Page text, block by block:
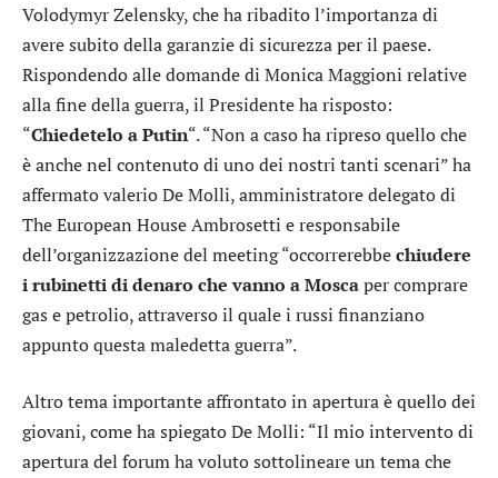
Volodymyr Zelensky, che ha ribadito l’importanza di
avere subito della garanzie di sicurezza per il paese.
Rispondendo alle domande di Monica Maggioni relative
alla fine della guerra, il Presidente ha risposto:
“Chiedetelo a Putin“. “Non a caso ha ripreso quello che
è anche nel contenuto di uno dei nostri tanti scenari” ha
affermato valerio De Molli, amministratore delegato di
The European House Ambrosetti e responsabile
dell’organizzazione del meeting “occorrerebbechiudere
i rubinetti di denaro che vanno a Moscaper comprare
gas e petrolio, attraverso il quale i russi finanziano
appunto questa maledetta guerra”.
Altro tema importante affrontato in apertura è quello dei
giovani, come ha spiegato De Molli: “Il mio intervento di
apertura del forum ha voluto sottolineare un tema che